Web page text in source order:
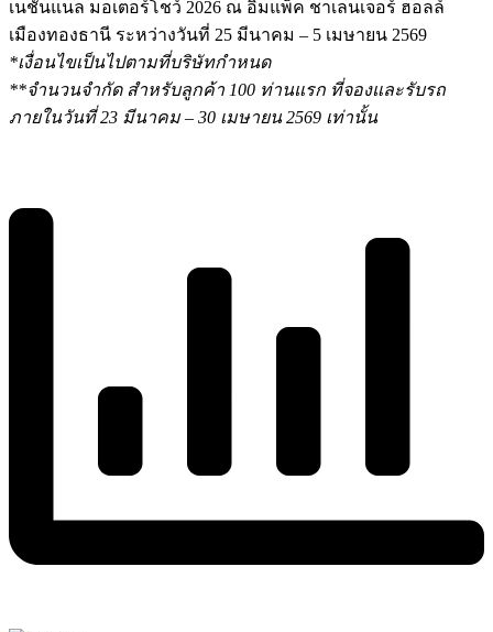
เนชั่นแนล มอเตอร์โชว์ 2026 ณ อิมแพ็ค ชาเลนเจอร์ ฮอลล์
เมืองทองธานี ระหว่างวันที่ 25 มีนาคม – 5 เมษายน 2569
*เงื่อนไขเป็นไปตามที่บริษัทกำหนด
**จำนวนจำกัด สำหรับลูกค้า 100 ท่านแรก ที่จองและรับรถ
ภายในวันที่ 23 มีนาคม – 30 เมษายน 2569 เท่านั้น